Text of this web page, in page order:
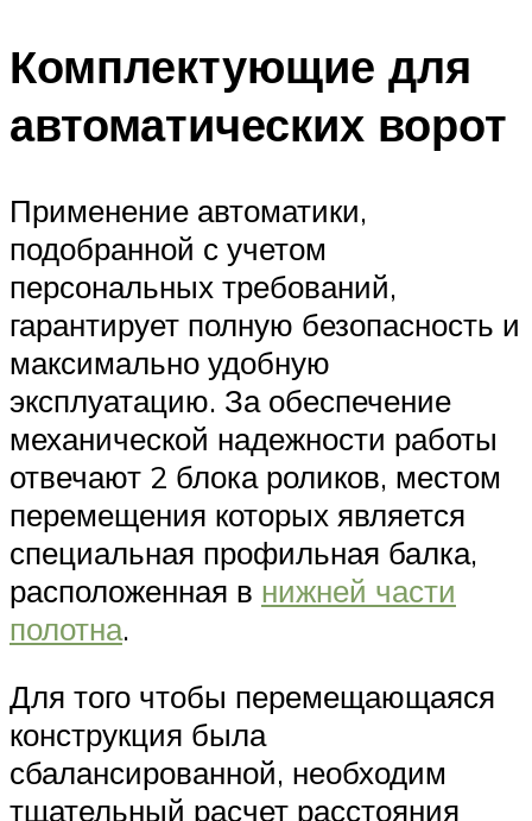
Комплектующие для
автоматических ворот
Применение автоматики,
подобранной с учетом
персональных требований,
гарантирует полную безопасность и
максимально удобную
эксплуатацию. За обеспечение
механической надежности работы
отвечают 2 блока роликов, местом
перемещения которых является
специальная профильная балка,
расположенная в нижней части
полотна.
Для того чтобы перемещающаяся
конструкция была
сбалансированной, необходим
тщательный расчет расстояния